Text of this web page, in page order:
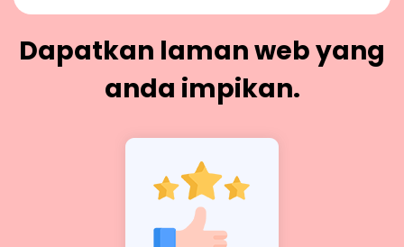
Dapatkan laman web yang
anda impikan.